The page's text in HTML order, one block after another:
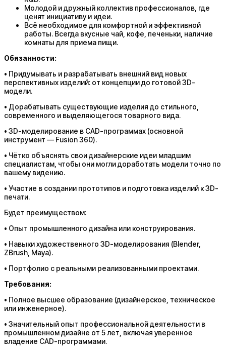
Молодой и дружный коллектив профессионалов, где
ценят инициативу и идеи.
Всё необходимое для комфортной и эффективной
работы. Всегда вкусные чай, кофе, печеньки, наличие
комнаты для приема пищи.
Обязанности:
• Придумывать и разрабатывать внешний вид новых
перспективных изделий: от концепции до готовой 3D-
модели.
• Дорабатывать существующие изделия до стильного,
современного и выделяющегося товарного вида.
• 3D-моделирование в CAD-программах (основной
инструмент — Fusion 360).
• Чётко объяснять свои дизайнерские идеи младшим
специалистам, чтобы они могли доработать модели точно по
вашему видению.
• Участие в создании прототипов и подготовка изделий к 3D-
печати.
Будет преимуществом:
• Опыт промышленного дизайна или конструирования.
• Навыки художественного 3D-моделирования (Blender,
ZBrush, Maya).
• Портфолио с реальными реализованными проектами.
Требования:
• Полное высшее образование (дизайнерское, техническое
или инженерное).
• Значительный опыт профессиональной деятельности в
промышленном дизайне от 5 лет, включая уверенное
владение CAD-программами.